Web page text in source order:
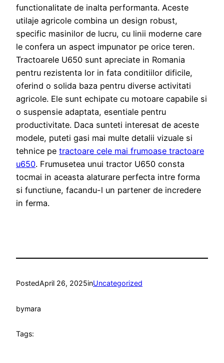
functionalitate de inalta performanta. Aceste
utilaje agricole combina un design robust,
specific masinilor de lucru, cu linii moderne care
le confera un aspect impunator pe orice teren.
Tractoarele U650 sunt apreciate in Romania
pentru rezistenta lor in fata conditiilor dificile,
oferind o solida baza pentru diverse activitati
agricole. Ele sunt echipate cu motoare capabile si
o suspensie adaptata, esentiale pentru
productivitate. Daca sunteti interesat de aceste
modele, puteti gasi mai multe detalii vizuale si
tehnice pe tractoare cele mai frumoase tractoare
u650. Frumusetea unui tractor U650 consta
tocmai in aceasta alaturare perfecta intre forma
si functiune, facandu-l un partener de incredere
in ferma.
PostedApril 26, 2025inUncategorized
bymara
Tags: